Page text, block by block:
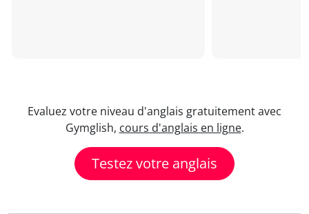
Evaluez votre niveau d'anglais gratuitement avec
Gymglish, cours d'anglais en ligne.
Testez votre anglais